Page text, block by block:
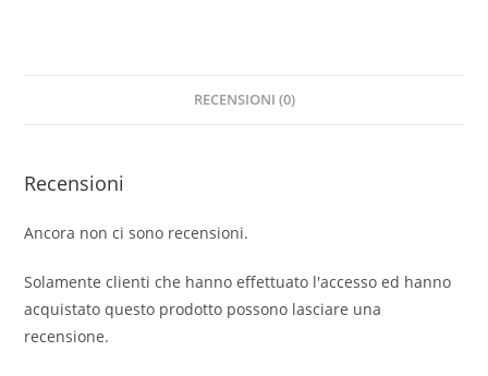
RECENSIONI (0)
Recensioni
Ancora non ci sono recensioni.
Solamente clienti che hanno effettuato l'accesso ed hanno
acquistato questo prodotto possono lasciare una
recensione.